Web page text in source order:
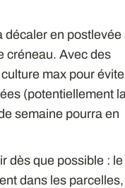
décaler en postlevée
créneau. Avec des
max pour
(potentiellement la
semaine pourra en
dès que possible : le
dans les parcelles,